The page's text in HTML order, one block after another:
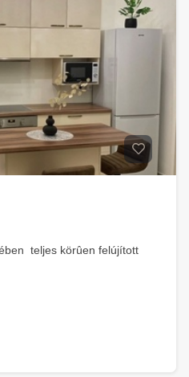
 teljes körûen felújított